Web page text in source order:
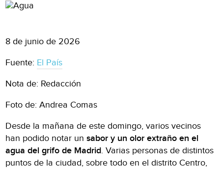
8 de junio de 2026
Fuente: El País
Nota de: Redacción
Foto de: Andrea Comas
Desde la mañana de este domingo, varios vecinos
han podido notar unsabor y un olor extraño en el
agua del grifo de Madrid. Varias personas de distintos
puntos de la ciudad, sobre todo en el distrito Centro,